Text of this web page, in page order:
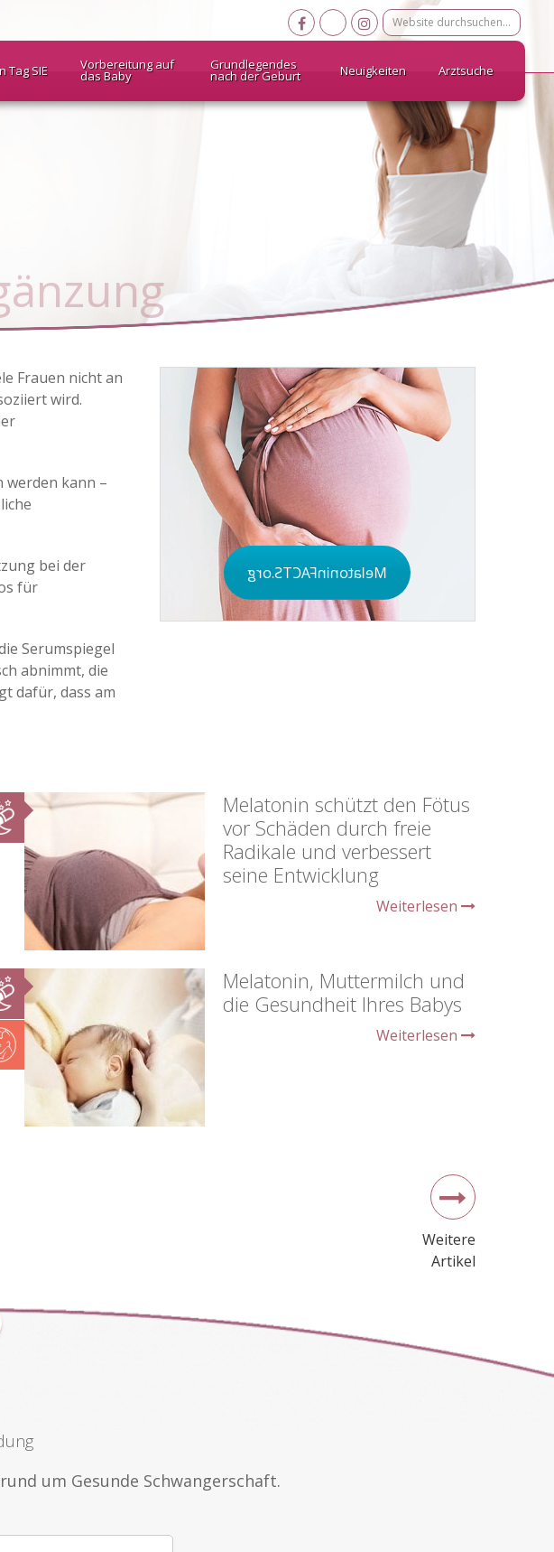
Website
durchsuchen…
Tag SIE Vorbereitung auf
das Baby
Grundlegendes
nach der Geburt Neuigkeiten Arztsuche
Frauen nicht an
wird.
werden kann –
bei der
für
Serumspiegel
abnimmt, die
dafür, dass am
Melatonin &
Schwangerschaft
Weitere wissenschaftliche Informationen
zum Thema Melatonin &
Schwangerschaft finden Sie unter
MelatoninFACTS.org
Melatonin schützt den Fötus
vor Schäden durch freie
Radikale und verbessert
seine Entwicklung
Weiterlesen
Melatonin, Muttermilch und
die Gesundheit Ihres Babys
Weiterlesen
Weitere
Artikel
um Gesunde Schwangerschaft.